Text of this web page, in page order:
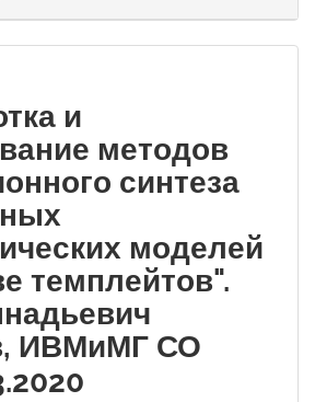
и
методов
синтеза
моделей
темплейтов".
ИВМиМГ СО